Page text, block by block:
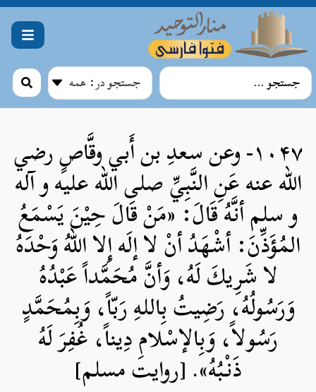
۱۰۴۷- وعن سعدِ بن أَبي وقَّاصٍ رضي
الله عنه عَنِ النَّبِيِّ صلی الله علیه و آله
و سلم أنَّهُ قَالَ: «مَنْ قَالَ حِيْنَ يَسْمَعُ
المُؤَذِّنَ: أشْهَدُ أنْ لا إلَه إِلا اللهُ وَحْدَهُ
لا شَرِيكَ لَهُ، وَأنَّ مُحَمَّداً عَبْدُهُ
وَرَسُولُهُ، رَضِيتُ بِاللهِ رَبّاً، وَبِمُحَمَّدٍ
رَسُولاً، وَبِالإسْلامِ دِيناً، غُفِرَ لَهُ
ذَنْبُهُ». [روایت مسلم]